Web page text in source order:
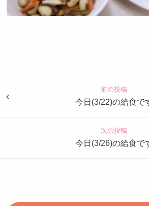
も
前の投稿
今日(3/22)の給食で
次の投稿
今日(3/26)の給食で